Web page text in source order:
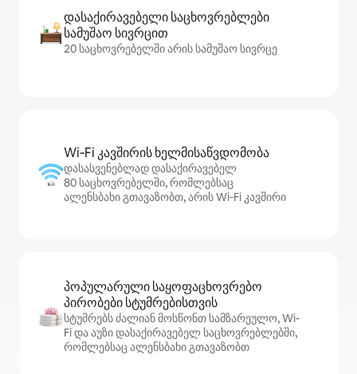
დასაქირავებელი საცხოვრებლები
სამუშაო სივრცით
20 საცხოვრებელში არის სამუშაო სივრცე
Wi‑Fi კავშირის ხელმისაწვდომობა
დასასვენებლად დასაქირავებელ
80 საცხოვრებელში, რომლებსაც
ალენსბახი გთავაზობთ, არის Wi‑Fi კავშირი
პოპულარული საყოფაცხოვრებო
პირობები სტუმრებისთვის
სტუმრებს ძალიან მოსწონთ სამზარეულო, Wi-
Fi და აუზი დასაქირავებელ საცხოვრებლებში,
რომლებსაც ალენსბახი გთავაზობთ